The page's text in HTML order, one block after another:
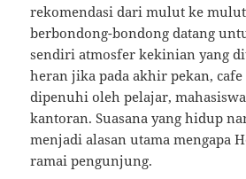
rekomendasi dari mulut ke
berbondong-bondong datang
sendiri atmosfer kekinian yang
heran jika pada akhir pekan,
dipenuhi oleh pelajar,
kantoran. Suasana yang hidup
menjadi alasan utama mengapa
ramai pengunjung.